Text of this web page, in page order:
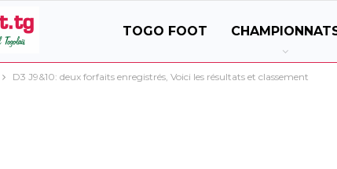
TOGO FOOT
D3 J9&10: deux forfaits enregistrés, Voici les résultats et classement